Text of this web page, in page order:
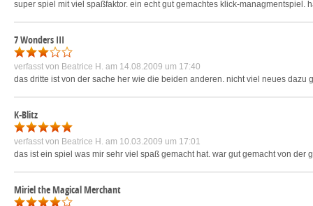
super spiel mit viel spaßfaktor. ein echt gut gemachtes klick-managmentspiel.
7 Wonders III
verfasst von Beatrice H. am 14.08.2009 um 17:40
das dritte ist von der sache her wie die beiden anderen. nicht viel neues
K-Blitz
verfasst von Beatrice H. am 10.03.2009 um 17:01
das ist ein spiel was mir sehr viel spaß gemacht hat. war gut gemacht von
Miriel the Magical Merchant